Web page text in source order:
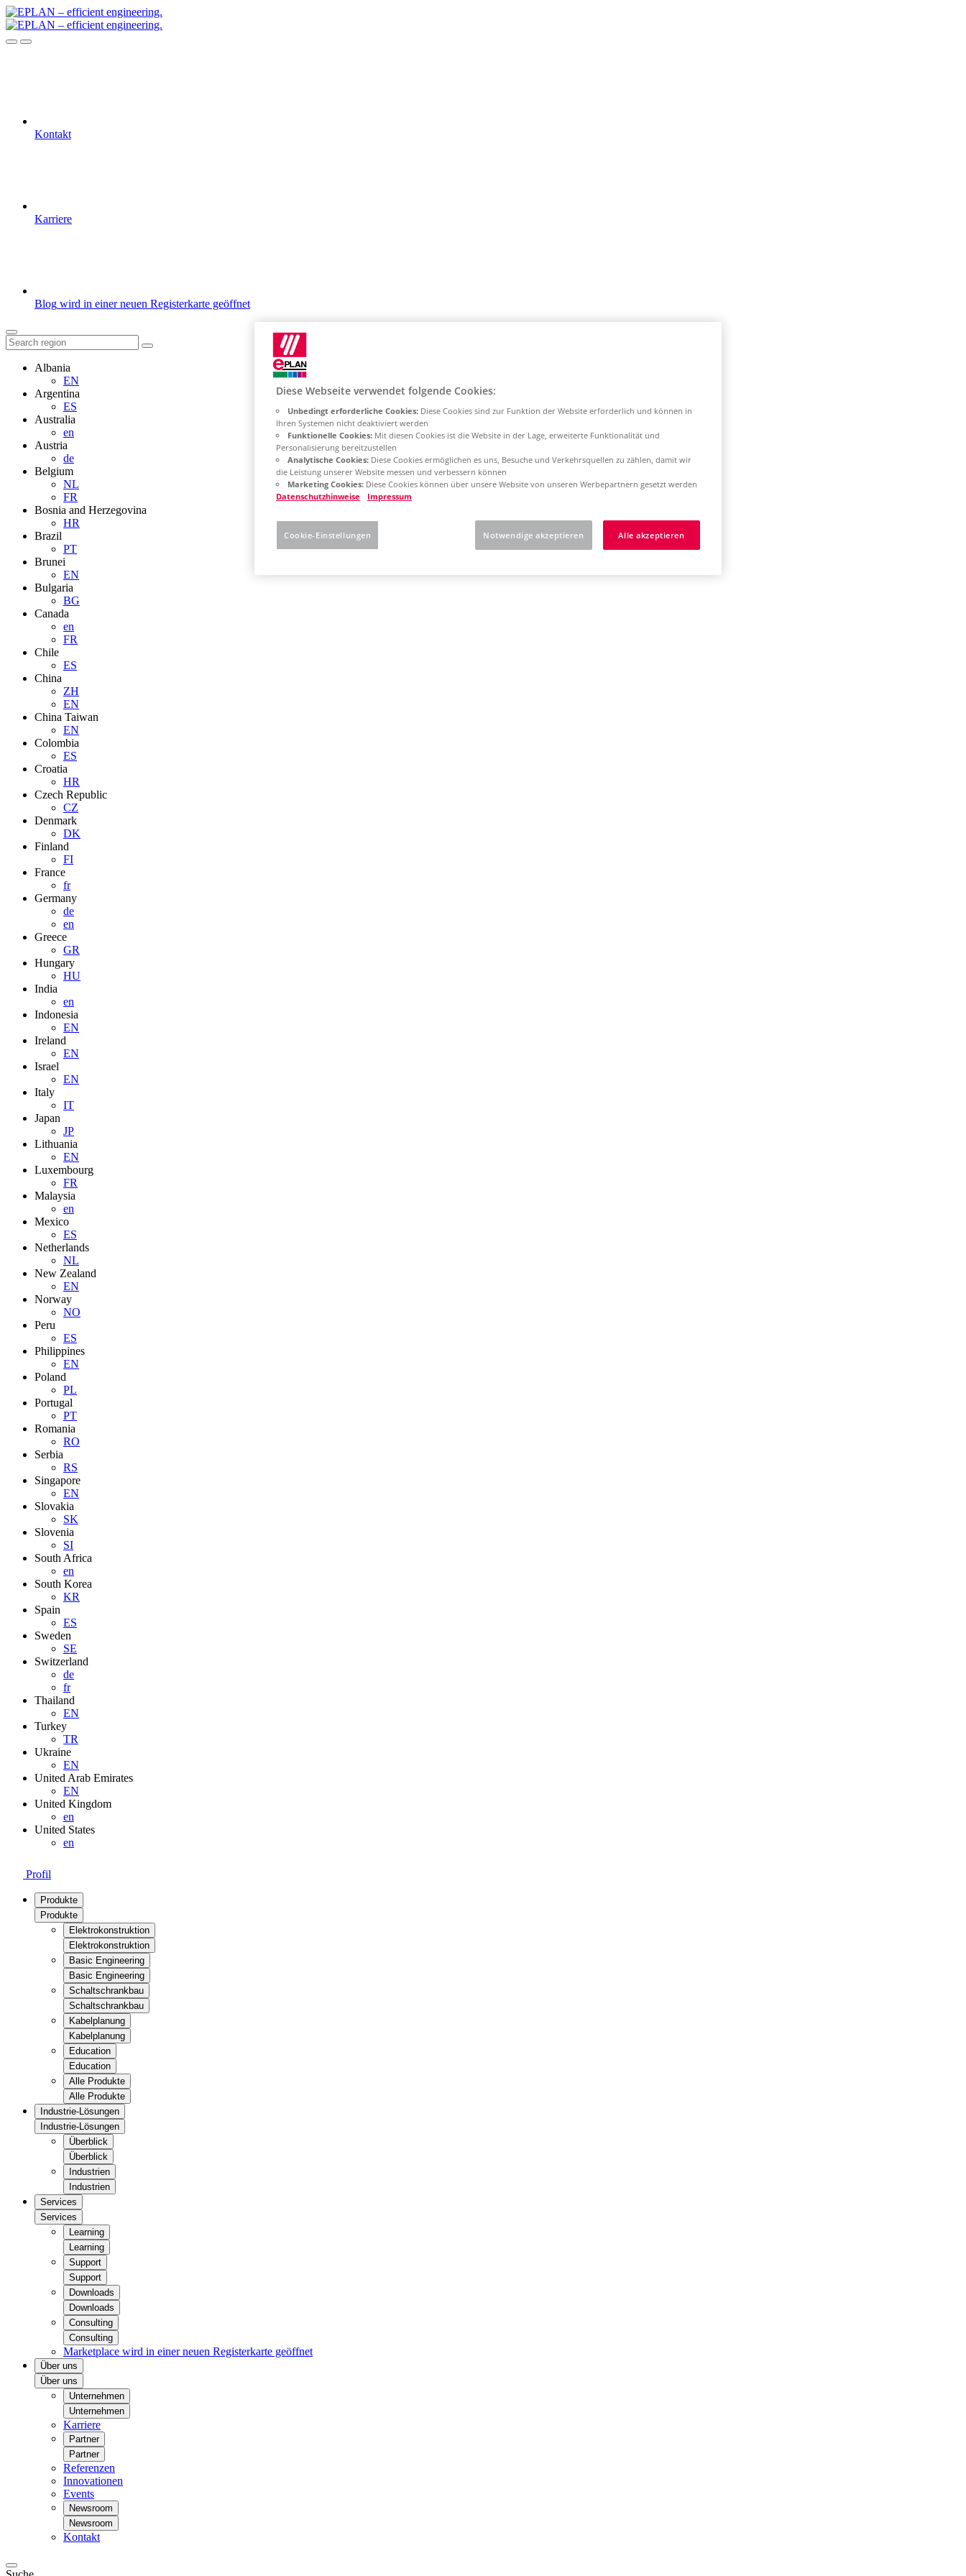
Kontakt
Karriere
Blog wird in einer neuen Registerkarte geöffnet
Albania
EN
Argentina
ES
Australia
en
Austria
de
Belgium
NL
FR
Bosnia and Herzegovina
HR
Brazil
PT
Brunei
EN
Bulgaria
BG
Canada
en
FR
Chile
ES
China
ZH
EN
China Taiwan
EN
Colombia
ES
Croatia
HR
Czech Republic
CZ
Denmark
DK
Finland
FI
France
fr
Germany
de
en
Greece
GR
Hungary
HU
India
en
Indonesia
EN
Ireland
EN
Israel
EN
Italy
IT
Japan
JP
Lithuania
EN
Luxembourg
FR
Malaysia
en
Mexico
ES
Netherlands
NL
New Zealand
EN
Norway
NO
Peru
ES
Philippines
EN
Poland
PL
Portugal
PT
Romania
RO
Serbia
RS
Singapore
EN
Slovakia
SK
Slovenia
SI
South Africa
en
South Korea
KR
Spain
ES
Sweden
SE
Switzerland
de
fr
Thailand
EN
Turkey
TR
Ukraine
EN
United Arab Emirates
EN
United Kingdom
en
United States
en
Profil
Produkte
Produkte
Elektrokonstruktion
Elektrokonstruktion
Basic Engineering
Basic Engineering
Schaltschrankbau
Schaltschrankbau
Kabelplanung
Kabelplanung
Education
Education
Alle Produkte
Alle Produkte
Industrie-Lösungen
Industrie-Lösungen
Überblick
Überblick
Industrien
Industrien
Services
Services
Learning
Learning
Support
Support
Downloads
Downloads
Consulting
Consulting
Marketplace wird in einer neuen Registerkarte geöffnet
Über uns
Über uns
Unternehmen
Unternehmen
Karriere
Partner
Partner
Referenzen
Innovationen
Events
Newsroom
Newsroom
Kontakt
Diese Webseite verwendet folgende Cookies:
Unbedingt erforderliche Cookies: Diese Cookies sind zur Funktion der Website erforderlich und können in
Ihren Systemen nicht deaktiviert werden
Funktionelle Cookies: Mit diesen Cookies ist die Website in der Lage, erweiterte Funktionalität und
Personalisierung bereitzustellen
Analytische Cookies: Diese Cookies ermöglichen es uns, Besuche und Verkehrsquellen zu zählen, damit wir
die Leistung unserer Website messen und verbessern können
Marketing Cookies: Diese Cookies können über unsere Website von unseren Werbepartnern gesetzt werden
Datenschutzhinweise
Impressum
Notwendige akzeptieren Alle akzeptieren
Cookie-Einstellungen